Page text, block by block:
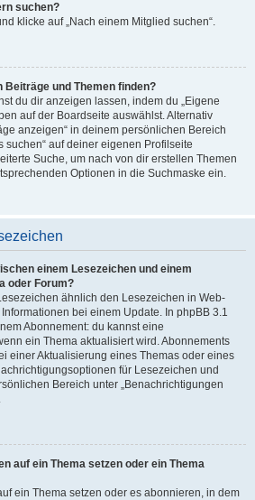
suchen?
klicke auf „Nach einem Mitglied suchen“.
Beiträge und Themen finden?
du dir anzeigen lassen, indem du „Eigene
auf der Boardseite auswählst. Alternativ
anzeigen“ in deinem persönlichen Bereich
suchen“ auf deiner eigenen Profilseite
Suche, um nach von dir erstellen Themen
Optionen in die Suchmaske ein.
einem Lesezeichen und einem
oder Forum?
ähnlich den Lesezeichen in Web-
bei einem Update. In phpBB 3.1
Abonnement: du kannst eine
ein Thema aktualisiert wird. Abonnements
einer Aktualisierung eines Themas oder eines
für Lesezeichen und
Bereich unter „Benachrichtigungen
auf ein Thema setzen oder ein Thema
ein Thema setzen oder es abonnieren, in dem